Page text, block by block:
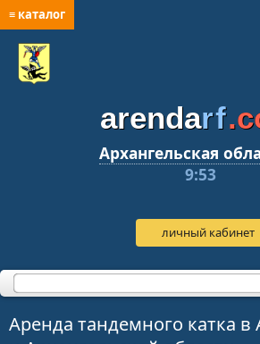
≡ каталог
arendarf
Архангельская
9:53
личный кабинет
Аренда тандемного катка в